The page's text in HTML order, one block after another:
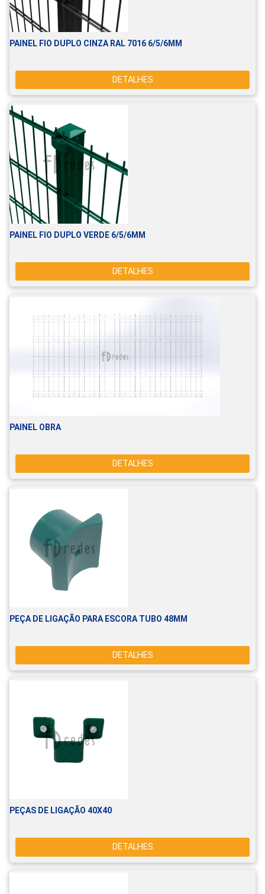
PAINEL FIO DUPLO CINZA RAL 7016 6/5/6MM
DETALHES
PAINEL FIO DUPLO VERDE 6/5/6MM
DETALHES
PAINEL OBRA
DETALHES
PEÇA DE LIGAÇÃO PARA ESCORA TUBO 48MM
DETALHES
PEÇAS DE LIGAÇÃO 40X40
DETALHES